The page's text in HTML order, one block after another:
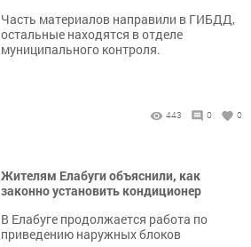
Часть материалов направили в ГИБДД,
остальные находятся в отделе
муниципального контроля.
443 0 0
Жителям Елабуги объяснили, как
законно установить кондиционер
В Елабуге продолжается работа по
приведению наружных блоков